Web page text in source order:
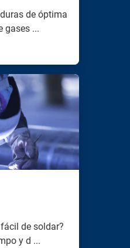
de óptima
gases ...
de soldar?
y d ...